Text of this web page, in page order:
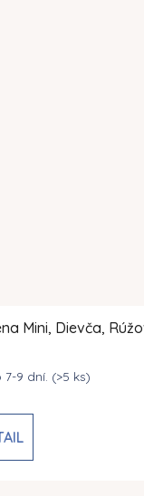
Mini, Dievča,
9 dní. (>5 ks)